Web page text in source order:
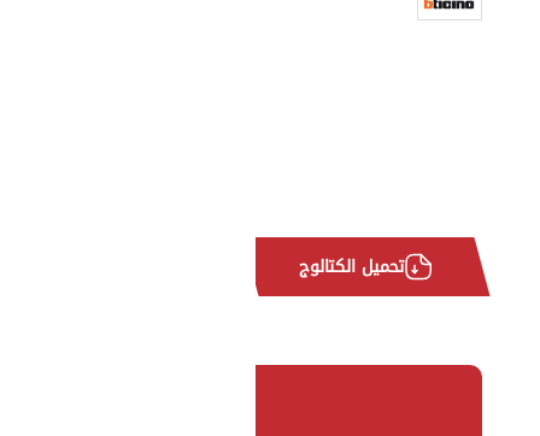
تحميل الكتالوج